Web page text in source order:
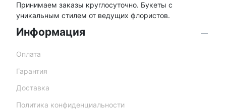
Принимаем заказы круглосуточно. Букеты с
уникальным стилем от ведущих флористов.
Информация
Оплата
Гарантия
Доставка
Политика конфиденциальности